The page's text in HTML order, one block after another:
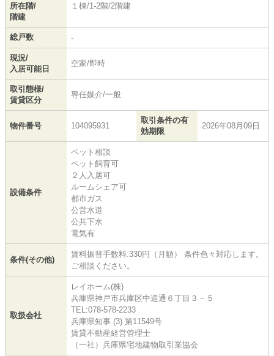
所在階/
階建
１棟/1-2階/2階建
総戸数 -
現況/
入居可能日
空家/即時
取引態様/
賃貸区分
専任媒介/一般
物件番号 104095931
取引条件の有
効期限
2026年08月09日
設備条件
ペット相談
ペット飼育可
２人入居可
ルームシェア可
都市ガス
公営水道
公共下水
電気有
条件(その他)
賃料振替手数料:330円（月額） 条件色々対応します。
ご相談ください。
取扱会社
レイホーム(株)
兵庫県神戸市兵庫区中道通６丁目３－５
TEL:078-578-2233
兵庫県知事 (3) 第11549号
賃貸不動産経営管理士
（一社）兵庫県宅地建物取引業協会